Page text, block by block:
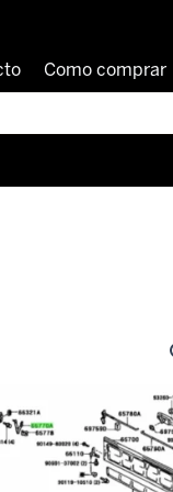
Como comprar